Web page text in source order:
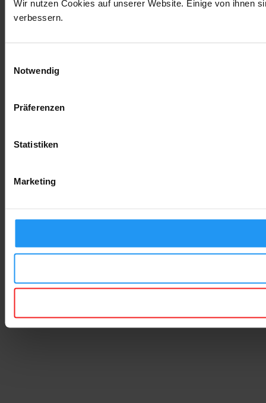
Wir nutzen Cookies auf unserer Website. Einige von ihnen
verbessern.
Notwendig
Präferenzen
Statistiken
Marketing